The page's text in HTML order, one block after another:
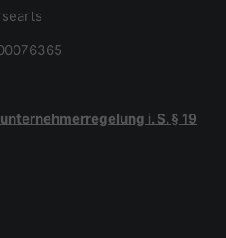
i. S. § 19